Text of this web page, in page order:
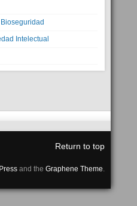
Intelectual
Return to top
and the Graphene Theme.